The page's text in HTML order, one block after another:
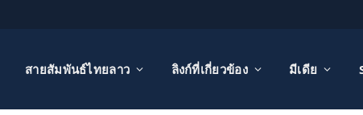
สายสัมพันธ์ไทยลาว ลิงก์ที่เกี่ยวข้อง มีเดีย